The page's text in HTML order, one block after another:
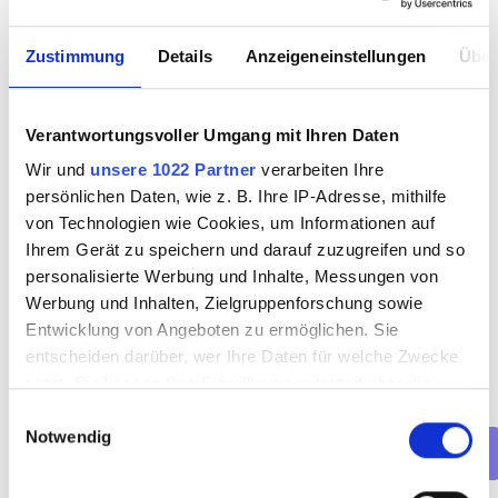
Zustimmung Details Anzeigeneinstellungen
Verantwortungsvoller Umgang mit Ihren Daten
Wir und unsere 1022 Partner verarbeiten Ihre
persönlichen Daten, wie z. B. Ihre IP-Adresse, mithilfe
von Technologien wie Cookies, um Informationen auf
Ihrem Gerät zu speichern und darauf zuzugreifen und so
personalisierte Werbung und Inhalte, Messungen von
Werbung und Inhalten, Zielgruppenforschung sowie
Entwicklung von Angeboten zu ermöglichen. Sie
entscheiden darüber, wer Ihre Daten für welche Zwecke
Trigger Symbol ändern oder widerrufen
Notwendig
Buche jetzt deinen Termin mit
uns
Welche Art von Termin möchtest
du buchen?
Vorstellungsgespräch (online)
Vorstellungsgespräch (persönlich)